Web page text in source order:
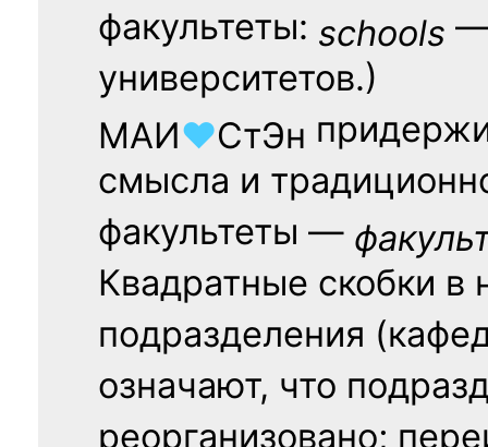
факультеты: schools —
университетов.)
МАИ♥СтЭн
смысла и
факультеты —
Квадратные скобки в
подразделения
означают, что